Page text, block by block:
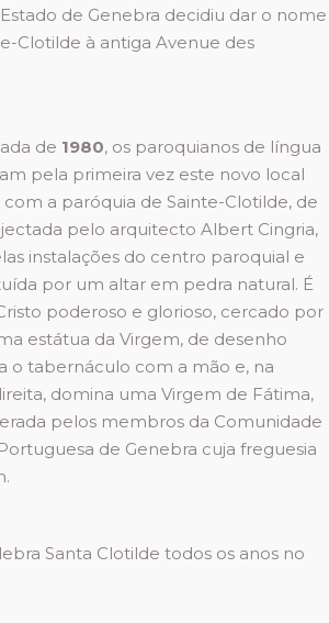
de Genebra decidiu dar o nome
Clotilde à antiga Avenue des
de 1980, os paroquianos de língua
pela primeira vez este novo local
a paróquia de Sainte-Clotilde, de
pelo arquitecto Albert Cingria,
instalações do centro paroquial e
por um altar em pedra natural. É
poderoso e glorioso, cercado por
estátua da Virgem, de desenho
o tabernáculo com a mão e, na
domina uma Virgem de Fátima,
pelos membros da Comunidade
de Genebra cuja freguesia
Santa Clotilde todos os anos no